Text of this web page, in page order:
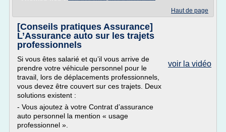
Haut de page
[Conseils pratiques Assurance]
L’Assurance auto sur les trajets
professionnels
voir la vidéo
Si vous êtes salarié et qu’il vous arrive de
prendre votre véhicule personnel pour le
travail, lors de déplacements professionnels,
vous devez être couvert sur ces trajets. Deux
solutions existent :
- Vous ajoutez à votre Contrat d’assurance
auto personnel la mention « usage
professionnel ».